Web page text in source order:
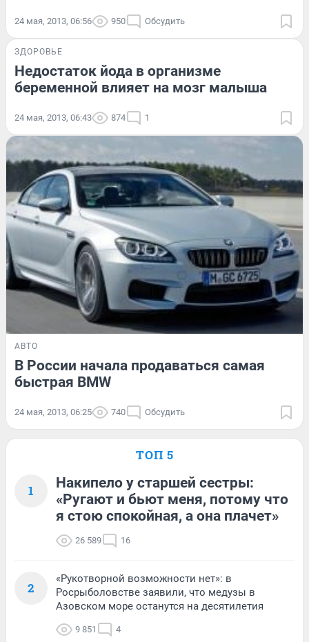
24 мая, 2013, 06:56 950 Обсудить
ЗДОРОВЬЕ
Недостаток йода в организме
беременной влияет на мозг малыша
24 мая, 2013, 06:43 874 1
АВТО
В России начала продаваться самая
быстрая BMW
24 мая, 2013, 06:25 740 Обсудить
ТОП 5
1
Накипело у старшей сестры:
«Ругают и бьют меня, потому что
я стою спокойная, а она плачет»
26 589 16
2
«Рукотворной возможности нет»: в
Росрыболовстве заявили, что медузы в
Азовском море останутся на десятилетия
9 851 4